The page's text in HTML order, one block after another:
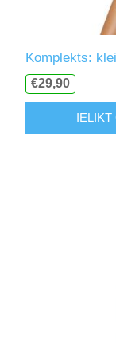
Komplekts:
€29,90
IELIKT